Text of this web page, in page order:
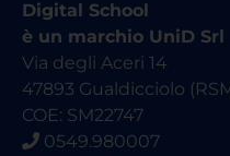
Digital School
è un marchio UniD Srl
Via degli Aceri 14
47893 Gualdicciolo
COE: SM22747
0549.980007